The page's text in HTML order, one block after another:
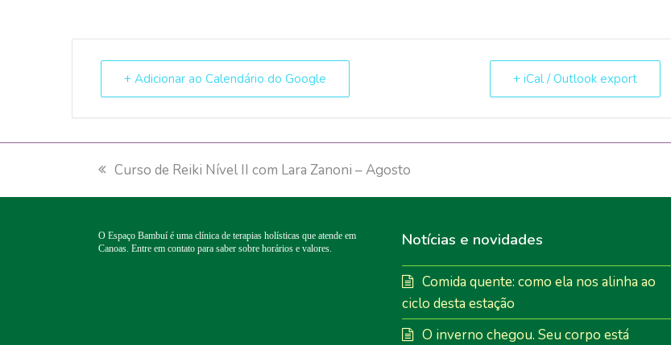
+ Adicionar ao Calendário do Google + iCal / Outlook export
previous
Curso de Reiki Nível II com Lara Zanoni – Agosto
O Espaço Bambuí é uma clínica de terapias holísticas que atende em
Canoas. Entre em contato para saber sobre horários e valores.
Notícias e novidades
Comida quente: como ela nos alinha ao
ciclo desta estação
O inverno chegou. Seu corpo está